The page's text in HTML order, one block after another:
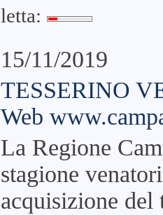
letta:
15/11/2019
TESSERINO
Web
La Regione
stagione
acquisizione del